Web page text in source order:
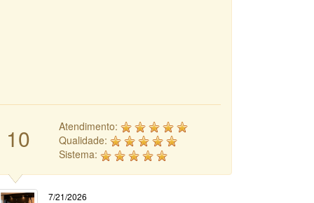
10
Atendimento:
Qualidade:
Sistema:
7/21/2026